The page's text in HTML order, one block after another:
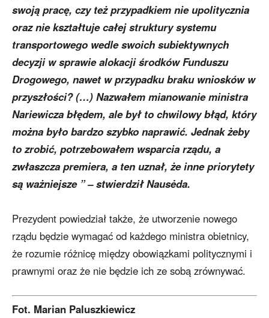
swoją pracę, czy też przypadkiem nie upolitycznia
oraz nie kształtuje całej struktury systemu
transportowego wedle swoich subiektywnych
decyzji w sprawie alokacji środków Funduszu
Drogowego, nawet w przypadku braku wniosków w
przyszłości? (…) Nazwałem mianowanie ministra
Nariewicza błędem, ale był to chwilowy błąd, który
można było bardzo szybko naprawić. Jednak żeby
to zrobić, potrzebowałem wsparcia rządu, a
zwłaszcza premiera, a ten uznał, że inne priorytety
są ważniejsze ” – stwierdził Nausėda.
Prezydent powiedział także, że utworzenie nowego
rządu będzie wymagać od każdego ministra obietnicy,
że rozumie różnicę między obowiązkami politycznymi i
prawnymi oraz że nie będzie ich ze sobą zrównywać.
Fot. Marian Paluszkiewicz